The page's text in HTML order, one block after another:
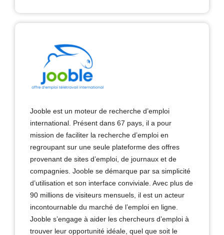
Jooble est un moteur de recherche d’emploi
international. Présent dans 67 pays, il a pour
mission de faciliter la recherche d’emploi en
regroupant sur une seule plateforme des offres
provenant de sites d’emploi, de journaux et de
compagnies. Jooble se démarque par sa simplicité
d’utilisation et son interface conviviale. Avec plus de
90 millions de visiteurs mensuels, il est un acteur
incontournable du marché de l’emploi en ligne.
Jooble s’engage à aider les chercheurs d’emploi à
trouver leur opportunité idéale, quel que soit le